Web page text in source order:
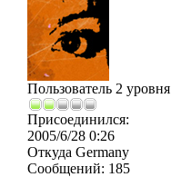
Пользователь 2 уровня
Присоединился:
2005/6/28 0:26
Откуда Germany
Сообщений: 185